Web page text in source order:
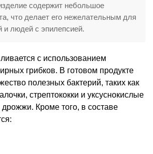
содержит небольшое
что делает его нежелательным для
и людей с эпилепсией.
с использованием
грибков. В готовом продукте
полезных бактерий, таких как
стрептококки и уксуснокислые
дрожжи. Кроме того, в составе